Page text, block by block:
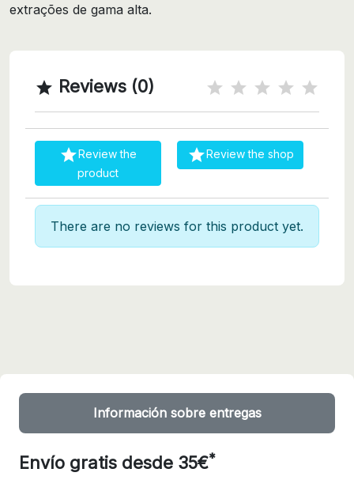
extrações de gama alta.
 Reviews (0)
Review the
product
Review the shop
There are no reviews for this product yet.
Información sobre entregas
Envío gratis desde 35€*